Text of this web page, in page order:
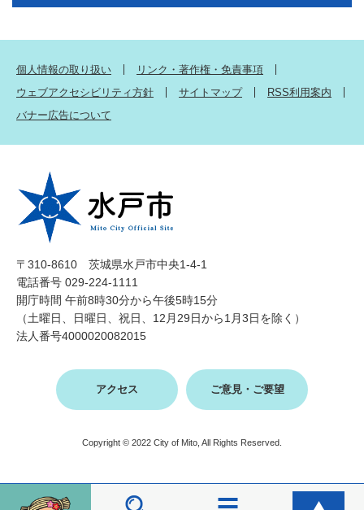
個人情報の取り扱い
リンク・著作権・免責事項
ウェブアクセシビリティ方針
サイトマップ
RSS利用案内
バナー広告について
〒310-8610 茨城県水戸市中央1-4-1
電話番号 029-224-1111
開庁時間 午前8時30分から午後5時15分
（土曜日、日曜日、祝日、12月29日から1月3日を除く）
法人番号4000020082015
アクセス ご意見・ご要望
Copyright © 2022 City of Mito, All Rights Reserved.